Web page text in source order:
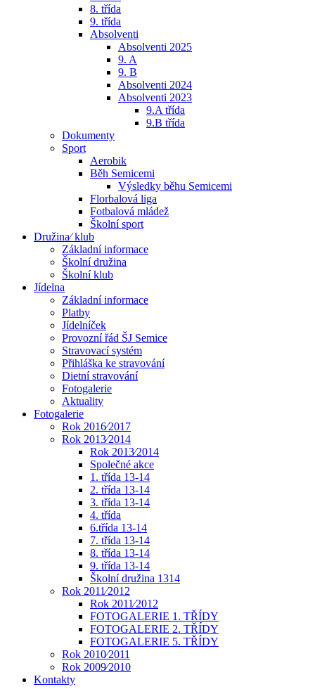
8. třída
9. třída
Absolventi
Absolventi 2025
9. A
9. B
Absolventi 2024
Absolventi 2023
9.A třída
9.B třída
Dokumenty
Sport
Aerobik
Běh Semicemi
Výsledky běhu Semicemi
Florbalová liga
Fotbalová mládež
Školní sport
Družina⁄ klub
Základní informace
Školní družina
Školní klub
Jídelna
Základní informace
Platby
Jídelníček
Provozní řád ŠJ Semice
Stravovací systém
Přihláška ke stravování
Dietní stravování
Fotogalerie
Aktuality
Fotogalerie
Rok 2016⁄2017
Rok 2013⁄2014
Rok 2013⁄2014
Společné akce
1. třída 13-14
2. třída 13-14
3. třída 13-14
4. třída
6.třída 13-14
7. třída 13-14
8. třída 13-14
9. třída 13-14
Školní družina 1314
Rok 2011⁄2012
Rok 2011⁄2012
FOTOGALERIE 1. TŘÍDY
FOTOGALERIE 2. TŘÍDY
FOTOGALERIE 5. TŘÍDY
Rok 2010⁄2011
Rok 2009⁄2010
Kontakty